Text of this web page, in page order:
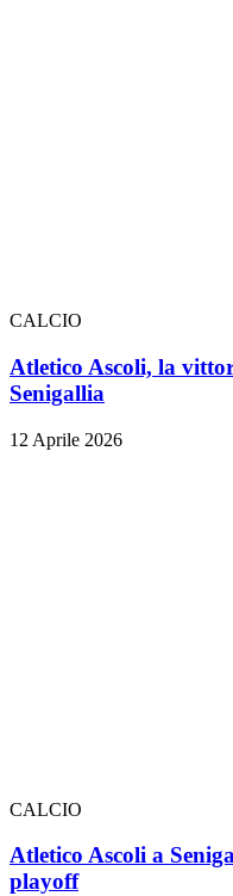
CALCIO
Atletico Ascoli, la
Senigallia
12 Aprile 2026
CALCIO
Atletico Ascoli a
playoff